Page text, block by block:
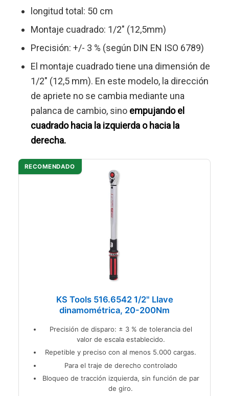
longitud total: 50 cm
Montaje cuadrado: 1/2″ (12,5mm)
Precisión: +/- 3 % (según DIN EN ISO 6789)
El montaje cuadrado tiene una dimensión de
1/2″ (12,5 mm). En este modelo, la dirección
de apriete no se cambia mediante una
palanca de cambio, sinoempujando el
cuadrado hacia la izquierda o hacia la
derecha.
RECOMENDADO
KS Tools 516.6542 1/2" Llave
dinamométrica, 20-200Nm
Precisión de disparo: ± 3 % de tolerancia del
valor de escala establecido.
Repetible y preciso con al menos 5.000 cargas.
Para el traje de derecho controlado
Bloqueo de tracción izquierda, sin función de par
de giro.